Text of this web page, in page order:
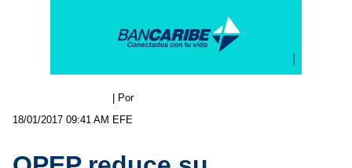
18/01/2017 09:41 AM
| Por
EFE